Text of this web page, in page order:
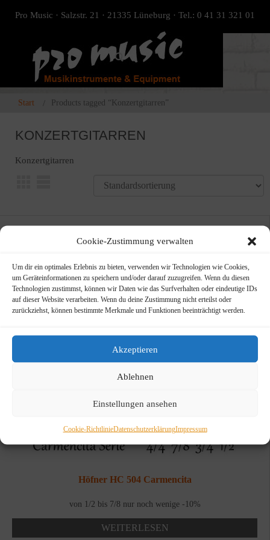
Cookie-Zustimmung verwalten
Um dir ein optimales Erlebnis zu bieten, verwenden wir Technologien wie Cookies,
um Geräteinformationen zu speichern und/oder darauf zuzugreifen. Wenn du diesen
Technologien zustimmst, können wir Daten wie das Surfverhalten oder eindeutige IDs
auf dieser Website verarbeiten. Wenn du deine Zustimmung nicht erteilst oder
zurückziehst, können bestimmte Merkmale und Funktionen beeinträchtigt werden.
Akzeptieren
Ablehnen
Einstellungen ansehen
Cookie-RichtlinieDatenschutzerklärungImpressum
Pro Music · Salzstr. 21 · 21335 Lüneburg · Tel.: 0 41 31 321 01
Start Products tagged “Konzertgitarren”
KONZERTGITARREN
Konzertgitarren
Höfner HC 504 Carmencita
von 1/2 bis 7/8 nur noch wenige -10%
WEITERLESEN